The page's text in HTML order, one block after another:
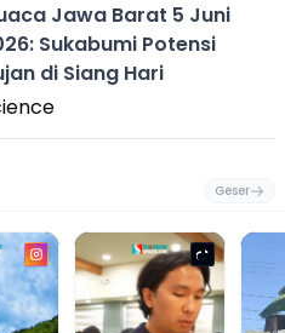
Jawa Barat 5 Juni
Sukabumi Potensi
di Siang Hari
Geser